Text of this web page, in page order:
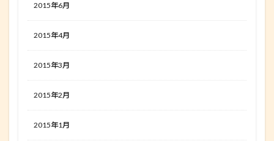
2015年6月
2015年4月
2015年3月
2015年2月
2015年1月